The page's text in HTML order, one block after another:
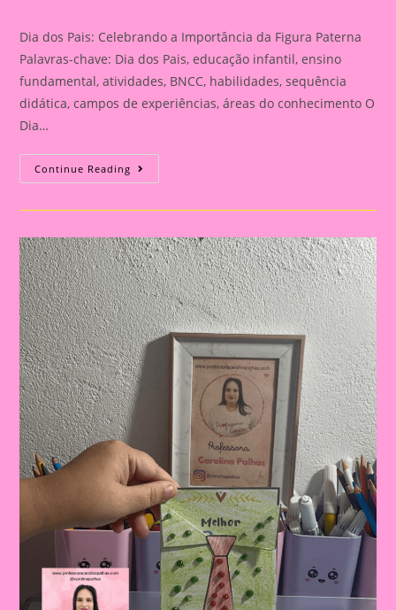
Dia dos Pais: Celebrando a Importância da Figura Paterna
Palavras-chave: Dia dos Pais, educação infantil, ensino
fundamental, atividades, BNCC, habilidades, sequência
didática, campos de experiências, áreas do conhecimento O
Dia…
Continue Reading Cartão
Lembrança
O
Pais
|
Dia
Dos
Pais:
Celebrando
A
Importância
Da
Figura
Paterna